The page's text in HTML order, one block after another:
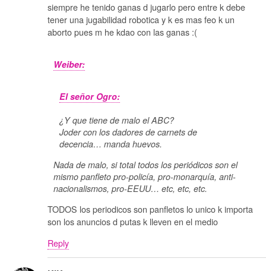
siempre he tenido ganas d jugarlo pero entre k debe
tener una jugabilidad robotica y k es mas feo k un
aborto pues m he kdao con las ganas :(
Weiber:
El señor Ogro:
¿Y que tiene de malo el ABC?
Joder con los dadores de carnets de
decencia… manda huevos.
Nada de malo, si total todos los periódicos son el
mismo panfleto pro-policía, pro-monarquía, anti-
nacionalismos, pro-EEUU… etc, etc, etc.
TODOS los periodicos son panfletos lo unico k importa
son los anuncios d putas k lleven en el medio
Reply